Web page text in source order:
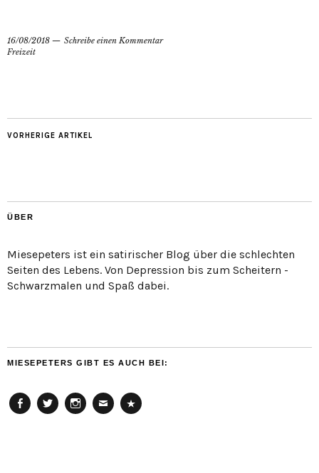
16/08/2018
Schreibe einen Kommentar
Freizeit
VORHERIGE ARTIKEL
ÜBER
Miesepeters ist ein satirischer Blog über die schlechten
Seiten des Lebens. Von Depression bis zum Scheitern -
Schwarzmalen und Spaß dabei.
MIESEPETERS GIBT ES AUCH BEI: